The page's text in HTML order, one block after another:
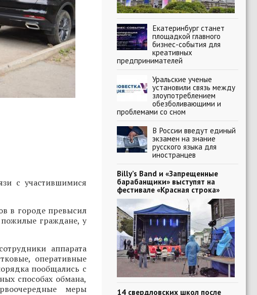
с участившимися
в городе превысил
граждане, у
аппарата
оперативные
пообщались с
способах обмана,
меры
Екатеринбург станет
площадкой главного
бизнес-события для
креативных
предпринимателей
Уральские ученые
установили связь между
злоупотреблением
обезболивающими и
проблемами со сном
В России введут единый
экзамен на знание
русского языка для
иностранцев
Billy’s Band и «Запрещенные
барабанщики» выступят на
фестивале «Красная строка»
14 свердловских школ после